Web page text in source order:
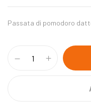
Passata di pomodoro